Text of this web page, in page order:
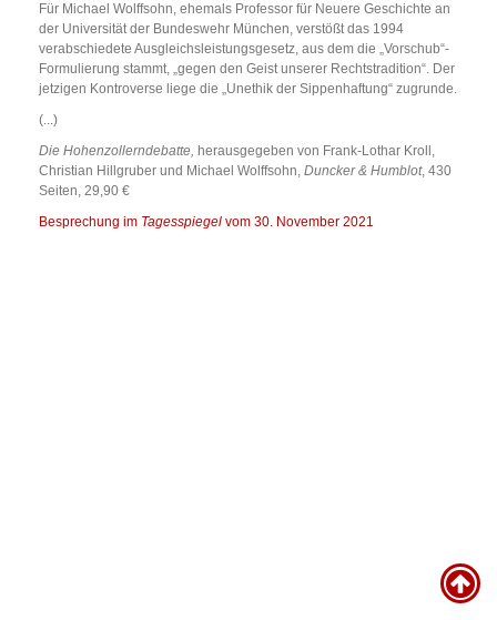
Für Michael Wolffsohn, ehemals Professor für Neuere Geschichte an
der Universität der Bundeswehr München, verstößt das 1994
verabschiedete Ausgleichsleistungsgesetz, aus dem die „Vorschub“-
Formulierung stammt, „gegen den Geist unserer Rechtstradition“. Der
jetzigen Kontroverse liege die „Unethik der Sippenhaftung“ zugrunde.
(...)
Die Hohenzollerndebatte, herausgegeben von Frank-Lothar Kroll,
Christian Hillgruber und Michael Wolffsohn, Duncker & Humblot, 430
Seiten, 29,90 €
Besprechung im Tagesspiegel vom 30. November 2021